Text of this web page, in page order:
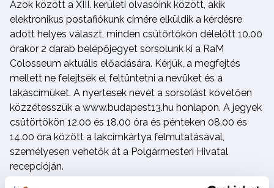
Azok között a XIII. kerületi olvasóink között, akik
elektronikus postafiókunk címére elküldik a kérdésre
adott helyes választ, minden csütörtökön délelőtt 10.00
órakor 2 darab belépőjegyet sorsolunk ki a RaM
Colosseum aktuális előadására. Kérjük, a megfejtés
mellett ne felejtsék el feltüntetni a nevüket és a
lakáscímüket. A nyertesek nevét a sorsolást követően
közzétesszük a www.budapest13.hu honlapon. A jegyek
csütörtökön 12.00 és 18.00 óra és pénteken 08.00 és
14.00 óra között a lakcímkártya felmutatásával,
személyesen vehetők át a Polgármesteri Hivatal
recepcióján.